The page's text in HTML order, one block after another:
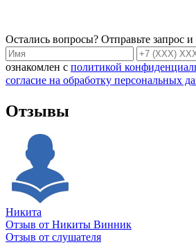
Остались вопросы? Отправьте запрос
ознакомлен с политикой
согласие на обработку персональных
Отзывы
Никита
Отзыв от Никиты Винник
Отзыв от слушателя